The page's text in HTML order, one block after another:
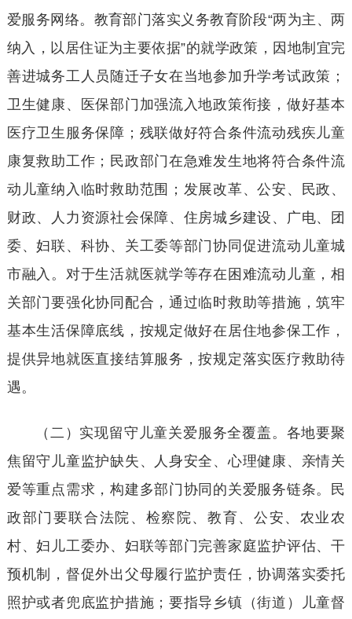
爱服务网络。教育部门落实义务教育阶段“两为主、两
纳入，以居住证为主要依据”的就学政策，因地制宜完
善进城务工人员随迁子女在当地参加升学考试政策；
卫生健康、医保部门加强流入地政策衔接，做好基本
医疗卫生服务保障；残联做好符合条件流动残疾儿童
康复救助工作；民政部门在急难发生地将符合条件流
动儿童纳入临时救助范围；发展改革、公安、民政、
财政、人力资源社会保障、住房城乡建设、广电、团
委、妇联、科协、关工委等部门协同促进流动儿童城
市融入。对于生活就医就学等存在困难流动儿童，相
关部门要强化协同配合，通过临时救助等措施，筑牢
基本生活保障底线，按规定做好在居住地参保工作，
提供异地就医直接结算服务，按规定落实医疗救助待
遇。
（二）实现留守儿童关爱服务全覆盖。各地要聚
焦留守儿童监护缺失、人身安全、心理健康、亲情关
爱等重点需求，构建多部门协同的关爱服务链条。民
政部门要联合法院、检察院、教育、公安、农业农
村、妇儿工委办、妇联等部门完善家庭监护评估、干
预机制，督促外出父母履行监护责任，协调落实委托
照护或者兜底监护措施；要指导乡镇（街道）儿童督